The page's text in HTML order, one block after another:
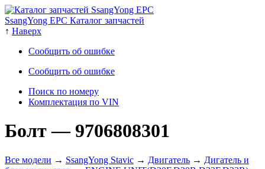
SsangYong EPC Каталог запчастей
↑ Наверх
Сообщить об ошибке
Сообщить об ошибке
Поиск по номеру
Комплектация по VIN
Болт— 9706808301
Все модели → SsangYong Stavic → Двигатель → Дигатель и